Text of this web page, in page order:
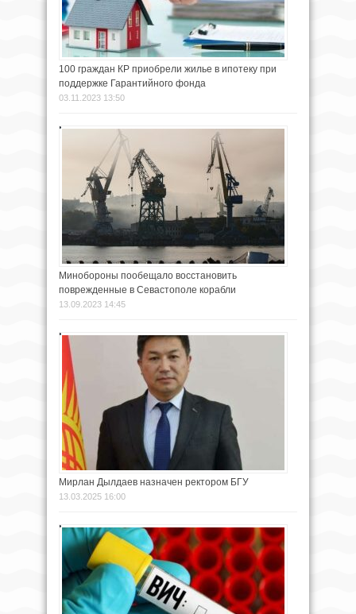
100 граждан КР приобрели жилье в ипотеку при
поддержке Гарантийного фонда
03.11.2023 13:50
Минобороны пообещало восстановить
поврежденные в Севастополе корабли
13.09.2023 14:45
Мирлан Дылдаев назначен ректором БГУ
13.03.2025 16:00